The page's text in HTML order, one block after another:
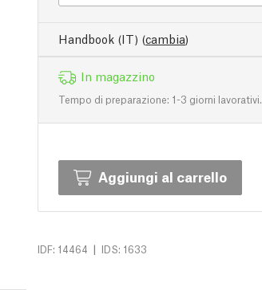
Handbook (IT) (cambia)
In magazzino
Tempo di preparazione: 1-3 giorni lavorativi.
Aggiungi al carrello
IDF: 14464 | IDS: 1633